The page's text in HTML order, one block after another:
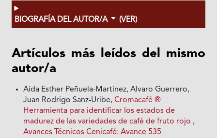
BIOGRAFÍA DEL AUTOR/A (VER)
Artículos más leídos del mismo
autor/a
Aída Esther Peñuela-Martínez, Alvaro Guerrero,
Juan Rodrigo Sanz-Uribe,Cromacafé ®
Herramienta para identificar los estados de
madurez de las variedades de café de fruto rojo ,
Avances Técnicos Cenicafé: Avance 535